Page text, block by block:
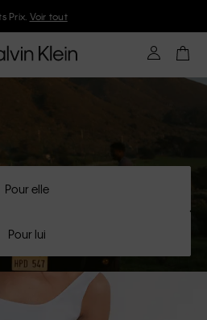
et profitez de 10 % de réduction
Pour elle
Pour lui